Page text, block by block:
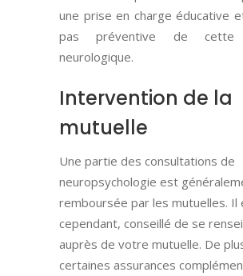
une prise en charge éducative
pas préventive de cette
neurologique.
Intervention de la
mutuelle
Une partie des consultations de
neuropsychologie est
remboursée par les mutuelles. Il
cependant, conseillé de se
auprès de votre mutuelle. De
certaines assurances